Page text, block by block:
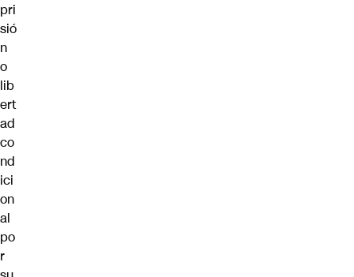
pri
sió
n
o
lib
ert
ad
co
nd
ici
on
al
po
r